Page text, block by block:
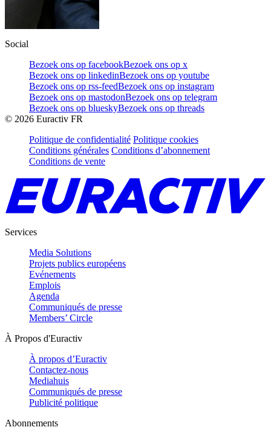
Social
Bezoek ons op facebookBezoek ons op x
Bezoek ons op linkedinBezoek ons op youtube
Bezoek ons op rss-feedBezoek ons op instagram
Bezoek ons op mastodonBezoek ons op telegram
Bezoek ons op blueskyBezoek ons op threads
© 2026 Euractiv FR
Politique de confidentialité Politique cookies
Conditions générales Conditions d’abonnement
Conditions de vente
Services
Media Solutions
Projets publics européens
Evénements
Emplois
Agenda
Communiqués de presse
Members’ Circle
À Propos d'Euractiv
À propos d’Euractiv
Contactez-nous
Mediahuis
Communiqués de presse
Publicité politique
Abonnements